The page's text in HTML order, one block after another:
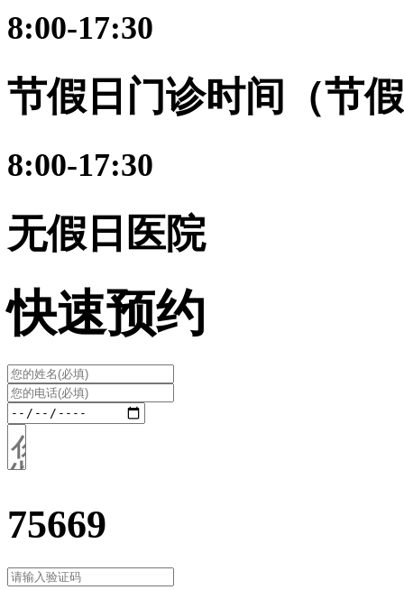
8:00-17:30
节假日门诊时间（节
8:00-17:30
无假日医院
快速预约
75669